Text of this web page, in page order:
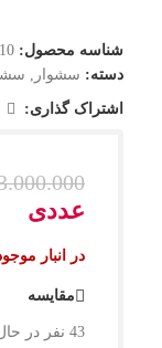
شناسه محصول:
دسته: سشوار
اشتراک گذاری:
عددی
در انبار
مقایسه
43 نفر در